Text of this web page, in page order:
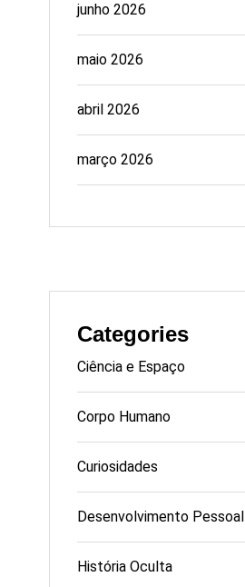
junho 2026
maio 2026
abril 2026
março 2026
Categories
Ciência e Espaço
Corpo Humano
Curiosidades
Desenvolvimento Pessoal
História Oculta